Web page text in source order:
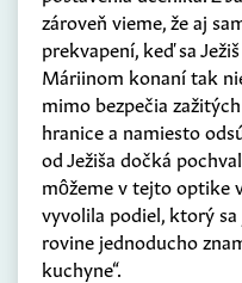
zároveň vieme, že aj
prekvapení, keď sa
Máriinom konaní tak
mimo bezpečia
hranice a namiesto
od Ježiša dočká
môžeme v tejto optike
vyvolila podiel, ktorý
rovine jednoducho
kuchyne“.